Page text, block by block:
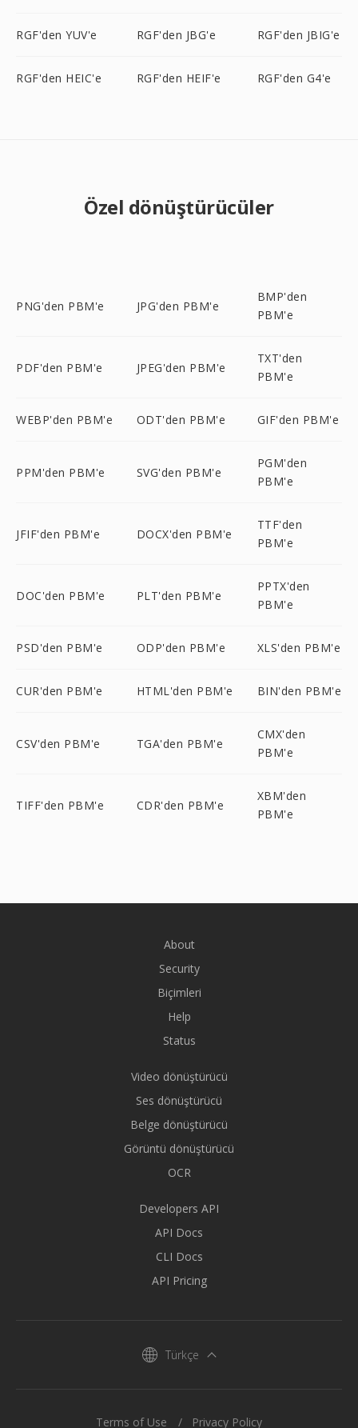
RGF'den YUV'e RGF'den JBG'e RGF'den JBIG'e
RGF'den HEIC'e RGF'den HEIF'e RGF'den G4'e
Özel dönüştürücüler
PNG'den PBM'e JPG'den PBM'e
BMP'den
PBM'e
PDF'den PBM'e JPEG'den PBM'e
TXT'den
PBM'e
WEBP'den PBM'e ODT'den PBM'e GIF'den PBM'e
PPM'den PBM'e SVG'den PBM'e
PGM'den
PBM'e
JFIF'den PBM'e DOCX'den PBM'e
TTF'den
PBM'e
DOC'den PBM'e PLT'den PBM'e
PPTX'den
PBM'e
PSD'den PBM'e ODP'den PBM'e XLS'den PBM'e
CUR'den PBM'e HTML'den PBM'e BIN'den PBM'e
CSV'den PBM'e TGA'den PBM'e
CMX'den
PBM'e
TIFF'den PBM'e CDR'den PBM'e
XBM'den
PBM'e
About
Security
Biçimleri
Help
Status
Video dönüştürücü
Ses dönüştürücü
Belge dönüştürücü
Görüntü dönüştürücü
OCR
Developers API
API Docs
CLI Docs
API Pricing
Türkçe
Terms of Use Privacy Policy